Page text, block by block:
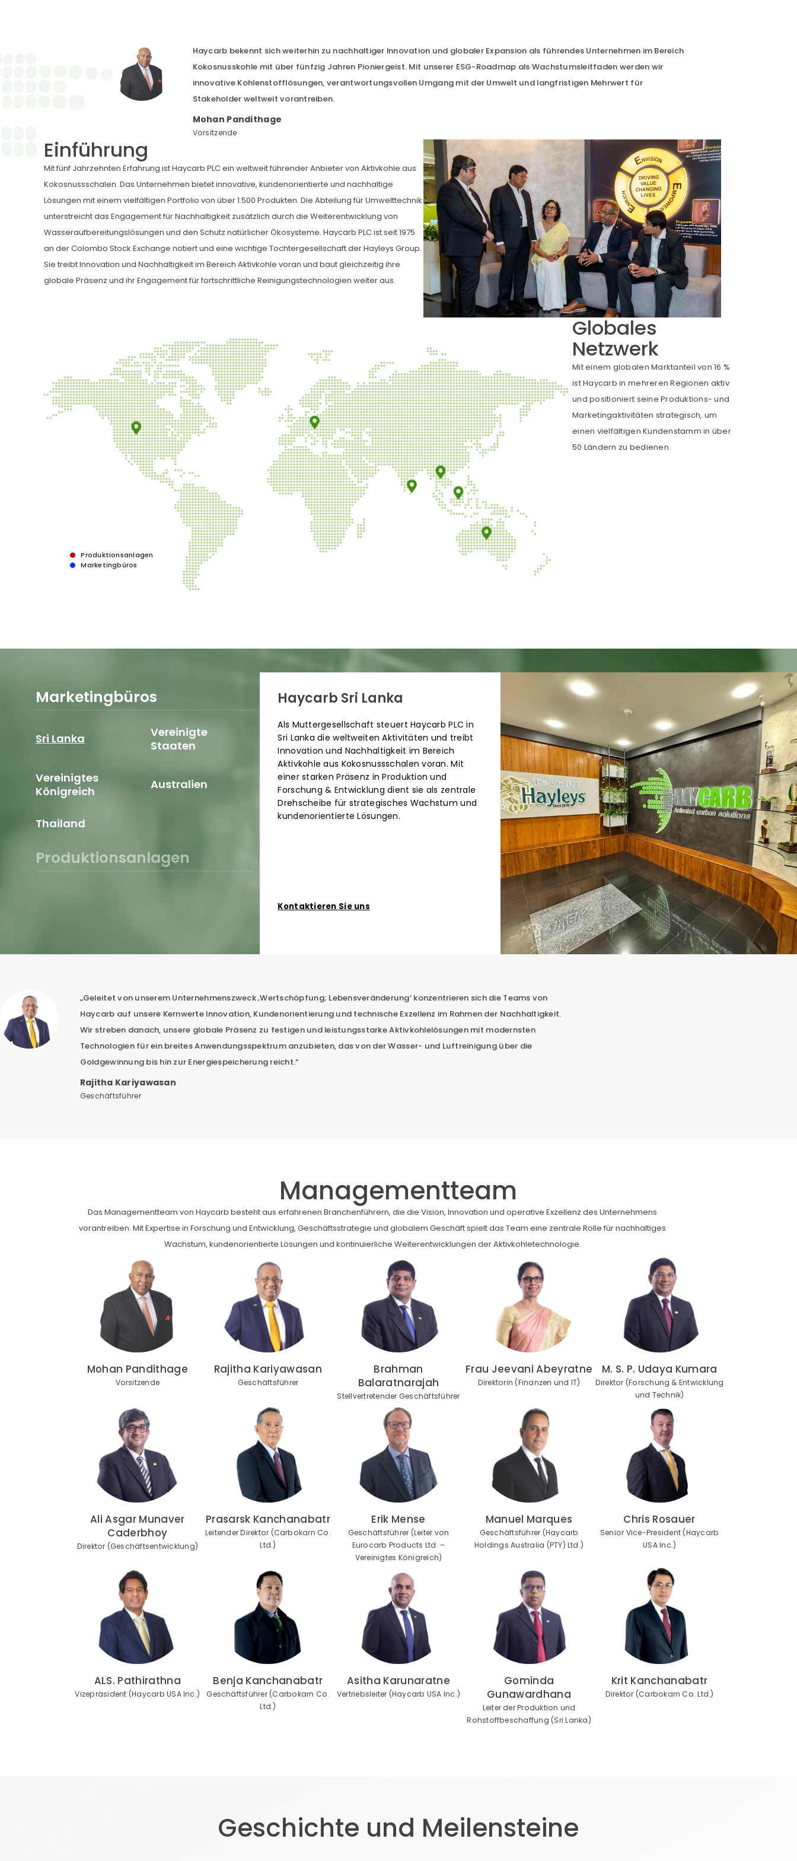
Haycarb bekennt sich weiterhin zu nachhaltiger Innovation und globaler Expansion als führendes Unternehmen im Bereich
Kokosnusskohle mit über fünfzig Jahren Pioniergeist. Mit unserer ESG-Roadmap als Wachstumsleitfaden werden wir
innovative Kohlenstofflösungen, verantwortungsvollen Umgang mit der Umwelt und langfristigen Mehrwert für
Stakeholder weltweit vorantreiben.
Mohan Pandithage
Vorsitzende
Einführung
Mit fünf Jahrzehnten Erfahrung ist Haycarb PLC ein weltweit führender Anbieter von Aktivkohle aus
Kokosnussschalen. Das Unternehmen bietet innovative, kundenorientierte und nachhaltige
Lösungen mit einem vielfältigen Portfolio von über 1.500 Produkten. Die Abteilung für Umwelttechnik
unterstreicht das Engagement für Nachhaltigkeit zusätzlich durch die Weiterentwicklung von
Wasseraufbereitungslösungen und den Schutz natürlicher Ökosysteme. Haycarb PLC ist seit 1975
an der Colombo Stock Exchange notiert und eine wichtige Tochtergesellschaft der Hayleys Group.
Sie treibt Innovation und Nachhaltigkeit im Bereich Aktivkohle voran und baut gleichzeitig ihre
globale Präsenz und ihr Engagement für fortschrittliche Reinigungstechnologien weiter aus.
Produktionsanlagen
Marketingbüros
Haycarb PLC
SRI LANKA
PT Haycarb Palu Mitra
Indonesien
PT Mapalus Makawanua
Charcoal Industry
Haycarb Holdings
Australien
Shizuka Co. Ltd.
Thailand
Systems Co. Ltd.
Eurocarb Products
Limited
Vereinigtes Königreich
Haycarb USA, Inc.
Vereinigte Staaten
Globales
Netzwerk
Mit einem globalen Marktanteil von 16 %
ist Haycarb in mehreren Regionen aktiv
und positioniert seine Produktions- und
Marketingaktivitäten strategisch, um
einen vielfältigen Kundenstamm in über
50 Ländern zu bedienen.
Marketingbüros
Sri Lanka
Vereinigte
Staaten
Vereinigtes
Königreich
Australien
Thailand
Produktionsanlagen
Haycarb Sri Lanka
Als Muttergesellschaft steuert Haycarb PLC in
Sri Lanka die weltweiten Aktivitäten und treibt
Innovation und Nachhaltigkeit im Bereich
Aktivkohle aus Kokosnussschalen voran. Mit
einer starken Präsenz in Produktion und
Forschung & Entwicklung dient sie als zentrale
Drehscheibe für strategisches Wachstum und
kundenorientierte Lösungen.
Kontaktieren Sie uns
„Geleitet von unserem Unternehmenszweck ‚Wertschöpfung; Lebensveränderung‘ konzentrieren sich die Teams von
Haycarb auf unsere Kernwerte Innovation, Kundenorientierung und technische Exzellenz im Rahmen der Nachhaltigkeit.
Wir streben danach, unsere globale Präsenz zu festigen und leistungsstarke Aktivkohlelösungen mit modernsten
Technologien für ein breites Anwendungsspektrum anzubieten, das von der Wasser- und Luftreinigung über die
Goldgewinnung bis hin zur Energiespeicherung reicht.“
Rajitha Kariyawasan
Geschäftsführer
Managementteam
Das Managementteam von Haycarb besteht aus erfahrenen Branchenführern, die die Vision, Innovation und operative Exzellenz des Unternehmens
vorantreiben. Mit Expertise in Forschung und Entwicklung, Geschäftsstrategie und globalem Geschäft spielt das Team eine zentrale Rolle für nachhaltiges
Wachstum, kundenorientierte Lösungen und kontinuierliche Weiterentwicklungen der Aktivkohletechnologie.
Mohan Pandithage
Vorsitzende
Rajitha Kariyawasan
Geschäftsführer
Brahman
Balaratnarajah
Stellvertretender Geschäftsführer
Frau Jeevani Abeyratne
Direktorin (Finanzen und IT)
M. S. P. Udaya Kumara
Direktor (Forschung & Entwicklung
und Technik)
Ali Asgar Munaver
Caderbhoy
Direktor (Geschäftsentwicklung)
Prasarsk Kanchanabatr
Leitender Direktor (Carbokarn Co.
Ltd.)
Erik Mense
Geschäftsführer (Leiter von
Eurocarb Products Ltd. –
Vereinigtes Königreich)
Manuel Marques
Geschäftsführer (Haycarb
Holdings Australia (PTY) Ltd.)
Chris Rosauer
Senior Vice-President (Haycarb
USA Inc.)
ALS. Pathirathna
Vizepräsident (Haycarb USA Inc.)
Benja Kanchanabatr
Geschäftsführer (Carbokarn Co.
Ltd.)
Asitha Karunaratne
Vertriebsleiter (Haycarb USA Inc.)
Gominda
Gunawardhana
Leiter der Produktion und
Rohstoffbeschaffung (Sri Lanka)
Krit Kanchanabatr
Direktor (Carbokarn Co. Ltd.)
Geschichte und Meilensteine